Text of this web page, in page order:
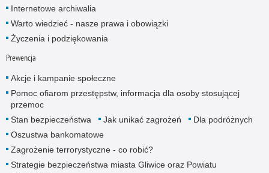
Internetowe archiwalia
Warto wiedzieć - nasze prawa i obowiązki
Życzenia i podziękowania
Prewencja
Akcje i kampanie społeczne
Pomoc ofiarom przestępstw, informacja dla osoby stosującej
przemoc
Stan bezpieczeństwa
Jak unikać zagrożeń
Dla podróżnych
Oszustwa bankomatowe
Zagrożenie terrorystyczne - co robić?
Strategie bezpieczeństwa miasta Gliwice oraz Powiatu